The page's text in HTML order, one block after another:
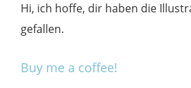
Hi, ich hoffe, dir haben die
gefallen.
Buy me a coffee!